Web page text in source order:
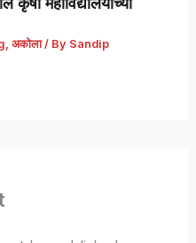
, अकोला/ By Sandip